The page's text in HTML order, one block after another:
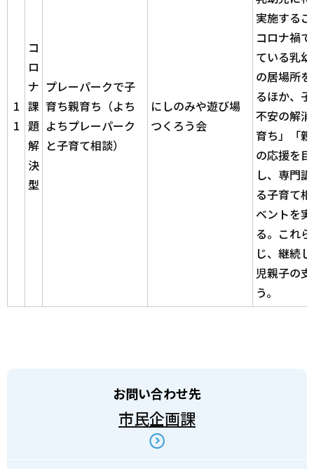
1
1
コ
ロ
ナ
課
題
解
決
型
プレーパークで子
育ち親育ち（よち
よちプレーパーク
と子育て相談）
にしのみや遊び場
つくろう会
実施する
コロナ禍
ている乳
の居場所
るほか、
不安の解
育ち」「
の応援を
し、専門
る子育て
ベントを
る。これ
じ、継続
児親子の
う。
お問い合わせ先
市民企画課